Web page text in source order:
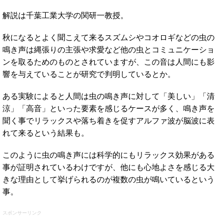
解説は千葉工業大学の関研一教授。
秋になるとよく聞こえて来るスズムシやコオロギなどの虫の
鳴き声は縄張りの主張や求愛など他の虫とコミュニケーショ
ンを取るためのものとされていますが、この音は人間にも影
響を与えていることが研究で判明しているとか。
ある実験によると人間は虫の鳴き声に対して「美しい」「清
涼」「高音」といった要素を感じるケースが多く、鳴き声を
聞く事でリラックスや落ち着きを促すアルファ波が脳波に表
れて来るという結果も。
このように虫の鳴き声には科学的にもリラックス効果がある
事が証明されているわけですが、他にも心地よさを感じる大
きな理由として挙げられるのが複数の虫が鳴いているという
事。
スポンサーリンク